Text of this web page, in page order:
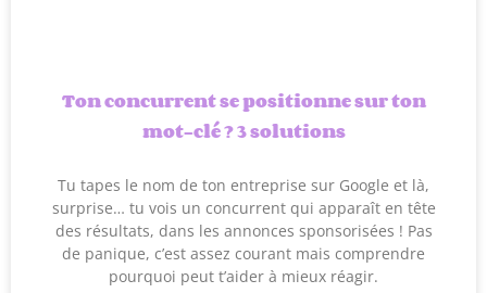
Ton concurrent se positionne sur ton
mot-clé ? 3 solutions
Tu tapes le nom de ton entreprise sur Google et là,
surprise… tu vois un concurrent qui apparaît en tête
des résultats, dans les annonces sponsorisées ! Pas
de panique, c’est assez courant mais comprendre
pourquoi peut t’aider à mieux réagir.